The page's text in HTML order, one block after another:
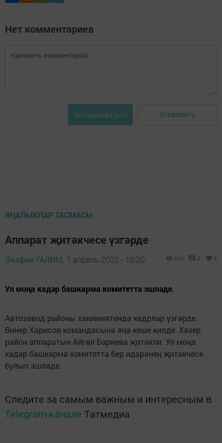
Нет комментариев
Авторизоваться Отправить
ЯҢАЛЫКЛАР ТАСМАСЫ
Аппарат җитәкчесе үзгәрде
Зөлфия ГАЛИМ, 7 апрель 2022 - 10:20 823 0 0
Ул моңа кадәр башкарма комитетта эшләде.
Автозавод районы хакимиятендә кадрлар үзгәрде.
Винер Харисов командасына яңа кеше килде. Хәзер
район аппаратын Айгөл Бариева җитәкли. Ул моңа
кадәр башкарма комитетта бер идарәнең җитәкчесе
булып эшләде.
Следите за самым важным и интересным в
Telegram-канале Татмедиа